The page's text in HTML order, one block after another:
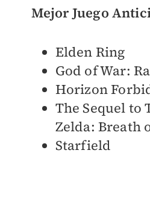
Mejor Juego
Elden Ring
God of War:
Horizon
The Sequel to
Zelda: Breath
Starfield